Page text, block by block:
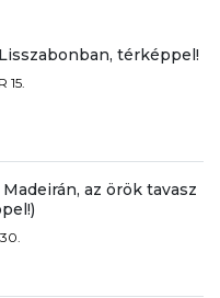
térképpel!
15.
az örök tavasz